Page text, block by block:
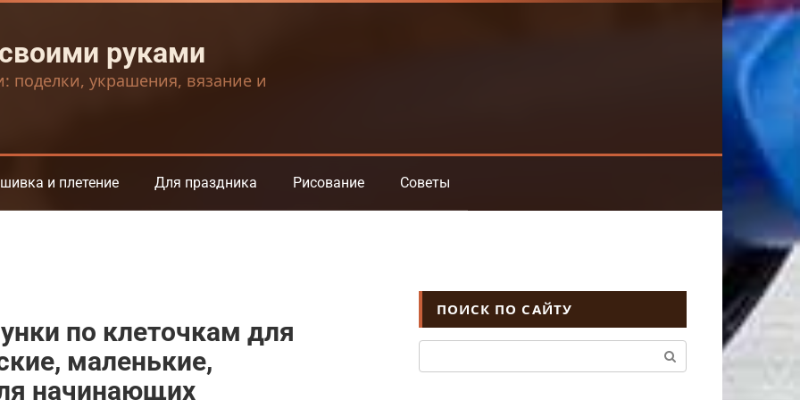
руками
поделки, украшения, вязание и
и плетение Для праздника Рисование Советы
по клеточкам для
маленькие,
начинающих
ПОИСК ПО САЙТУ